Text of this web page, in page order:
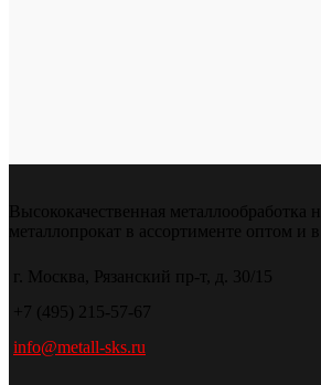
Высококачественная металлообработка
металлопрокат в ассортименте оптом и в
г. Москва, Рязанский пр-т, д. 30/15
+7 (495) 215-57-67
info@metall-sks.ru